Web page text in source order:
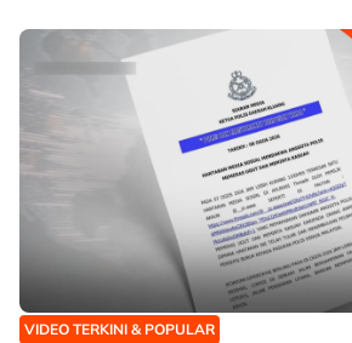
VIDEO TERKINI & POPULAR